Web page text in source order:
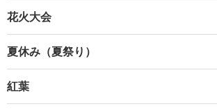
花火大会
夏休み（夏祭り）
紅葉